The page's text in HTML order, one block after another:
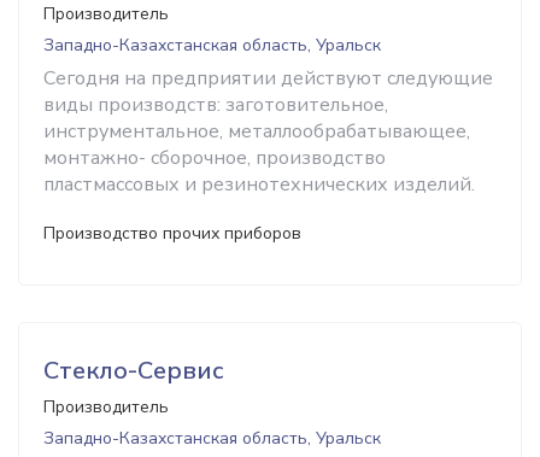
Производитель
Западно-Казахстанская область, Уральск
Сегодня на предприятии действуют следующие
виды производств: заготовительное,
инструментальное, металлообрабатывающее,
монтажно- сборочное, производство
пластмассовых и резинотехнических изделий.
Производство прочих приборов
Стекло-Сервис
Производитель
Западно-Казахстанская область, Уральск